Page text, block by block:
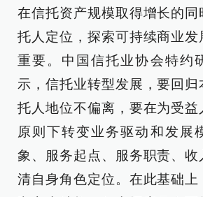
在信托资产规模取得增长的同
托人定位，探索可持续商业发
重要。中国信托业协会特约
示，信托业转型发展，要回
托人地位不偏离，要在为受益
原则下转变业务驱动和发展
象、服务起点、服务职责、收
清自身角色定位。在此基础上